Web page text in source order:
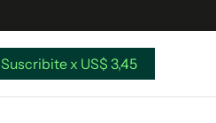
Suscribite x US$ 3,45